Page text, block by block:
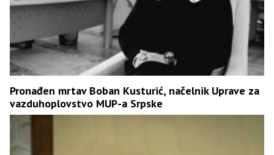
Pronađen mrtav Boban Kusturić, načelnik Uprave za
vazduhoplovstvo MUP-a Srpske